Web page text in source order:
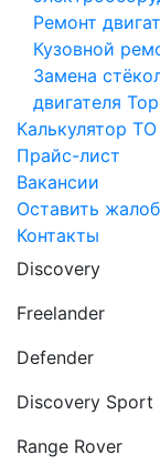
Ремонт
Кузовной
Замена
двигателя
Калькулятор ТО
Прайс-лист
Вакансии
Оставить
Контакты
Discovery
Freelander
Defender
Discovery Sport
Range Rover